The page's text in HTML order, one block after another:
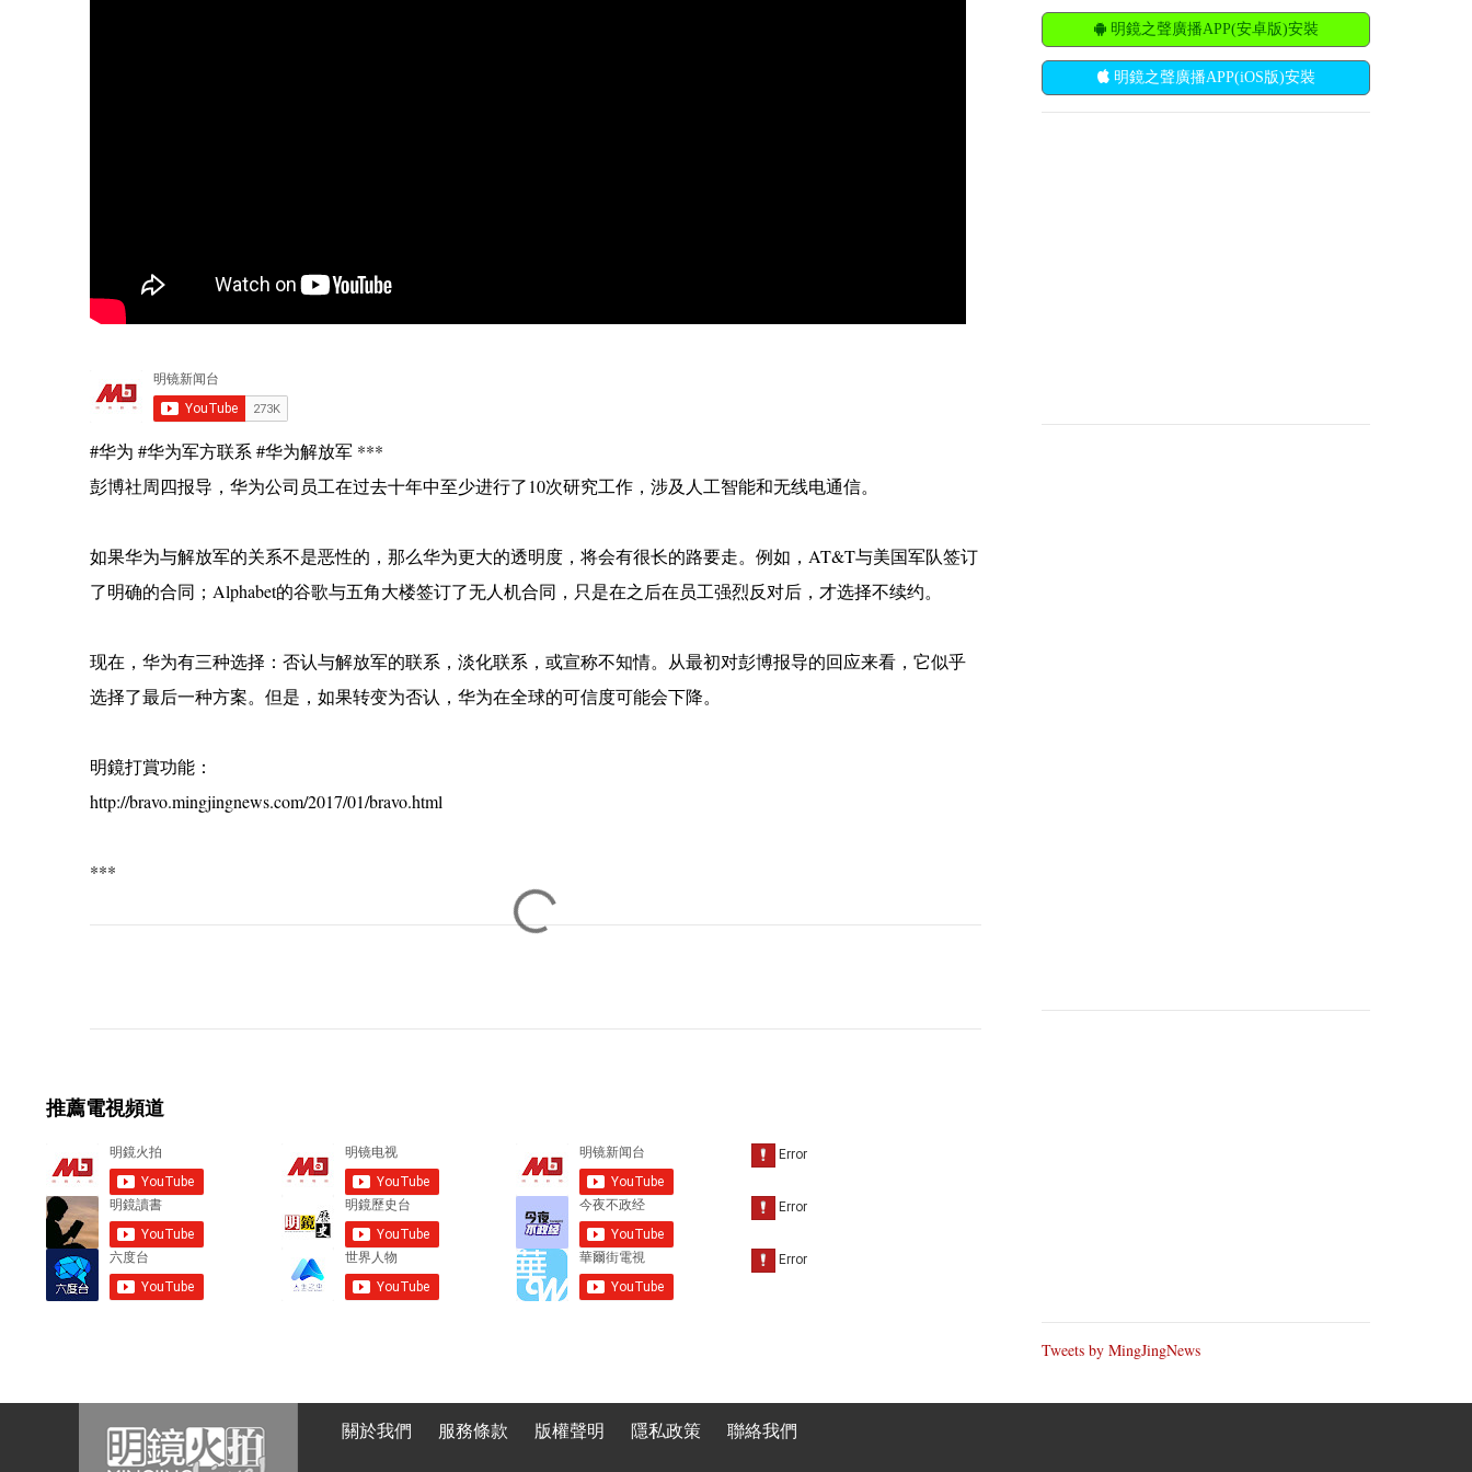
#华为 #华为军方联系 #华为解放军 ***
彭博社周四报导，华为公司员工在过去十年中至少进行了10次研究工作，涉及人工智能和无线电通信。
如果华为与解放军的关系不是恶性的，那么华为更大的透明度，将会有很长的路要走。例如，AT&T与美国军队签订
了明确的合同；Alphabet的谷歌与五角大楼签订了无人机合同，只是在之后在员工强烈反对后，才选择不续约。
现在，华为有三种选择：否认与解放军的联系，淡化联系，或宣称不知情。从最初对彭博报导的回应来看，它似乎
选择了最后一种方案。但是，如果转变为否认，华为在全球的可信度可能会下降。
明鏡打賞功能：
http://bravo.mingjingnews.com/2017/01/bravo.html
***
n
s
推薦電視頻道
明鏡之聲廣播APP(安卓版)安裝
明鏡之聲廣播APP(iOS版)安裝
Tweets by MingJingNews
關於我們 服務條款 版權聲明 隱私政策 聯絡我們